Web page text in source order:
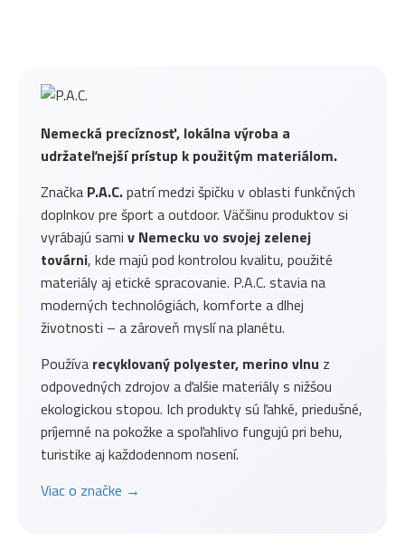
Nemecká precíznosť, lokálna výroba a
udržateľnejší prístup k použitým materiálom.
Značka P.A.C.patrí medzi špičku v oblasti funkčných
doplnkov pre šport a outdoor. Väčšinu produktov si
vyrábajú sami v Nemecku vo svojej zelenej
továrni, kde majú pod kontrolou kvalitu, použité
materiály aj etické spracovanie. P.A.C. stavia na
moderných technológiách, komforte a dlhej
životnosti – a zároveň myslí na planétu.
Používa recyklovaný polyester, merino vlnu z
odpovedných zdrojov a ďalšie materiály s nižšou
ekologickou stopou. Ich produkty sú ľahké, priedušné,
príjemné na pokožke a spoľahlivo fungujú pri behu,
turistike aj každodennom nosení.
Viac o značke →